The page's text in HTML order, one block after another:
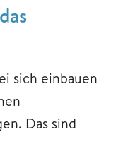
sich einbauen
Das sind